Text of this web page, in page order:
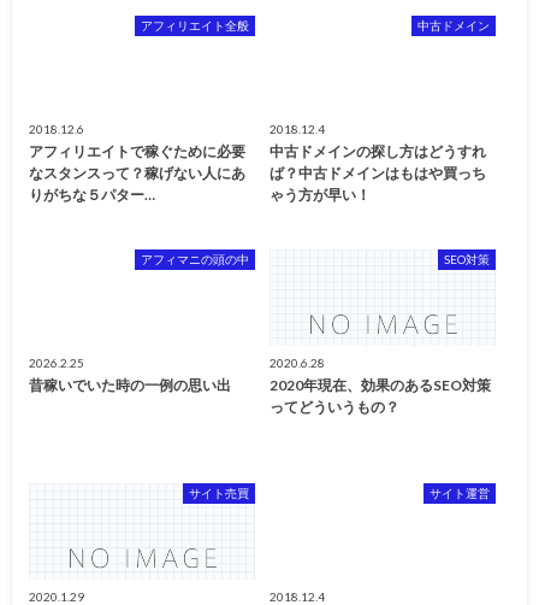
アフィリエイト全般
2018.12.6
アフィリエイトで稼ぐために必要
なスタンスって？稼げない人にあ
りがちな５パター…
中古ドメイン
2018.12.4
中古ドメインの探し方はどうすれ
ば？中古ドメインはもはや買っち
ゃう方が早い！
アフィマニの頭の中
2026.2.25
昔稼いでいた時の一例の思い出
SEO対策
2020.6.28
2020年現在、効果のあるSEO対策
ってどういうもの？
サイト売買
2020.1.29
サイト運営
2018.12.4